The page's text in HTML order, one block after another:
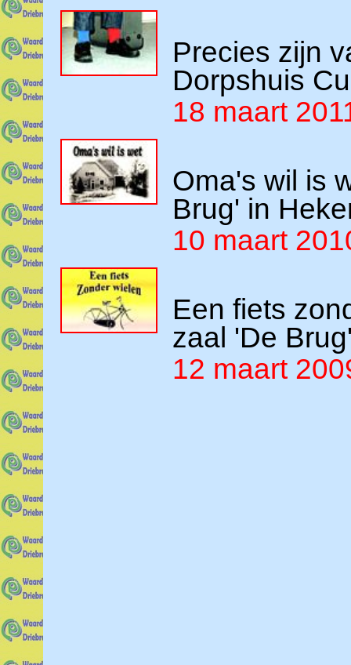
Precies zijn
Dorpshuis
18 maart
Oma's wil is
Brug' in
10 maart
Een fiets
zaal 'De
12 maart